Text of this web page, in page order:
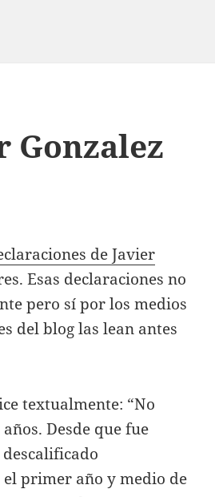
Gonzalez
de Javier
Esas declaraciones no
pero sí por los medios
del blog las lean antes
textualmente: “No
Desde que fue
primer año y medio de